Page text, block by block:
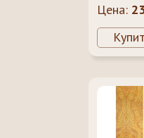
Цена: